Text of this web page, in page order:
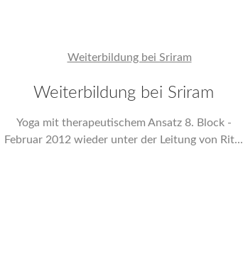
Weiterbildung bei Sriram
Yoga mit therapeutischem Ansatz 8. Block -
Februar 2012 wieder unter der Leitung von Rit...